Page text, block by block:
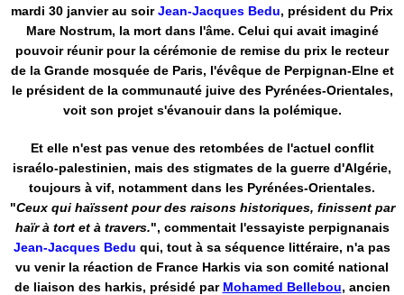
mardi 30 janvier au soirJean-Jacques Bedu, président du Prix
Mare Nostrum, la mort dans l'âme. Celui qui avait imaginé
pouvoir réunir pour la cérémonie de remise du prix le recteur
de la Grande mosquée de Paris, l'évêque de Perpignan-Elne et
le président de la communauté juive des Pyrénées-Orientales,
voit son projet s'évanouir dans la polémique.
Et elle n'est pas venue des retombées de l'actuel conflit
israélo-palestinien, mais des stigmates de la guerre d'Algérie,
toujours à vif, notamment dans les Pyrénées-Orientales.
"Ceux qui haïssent pour des raisons historiques, finissent par
haïr à tort et à travers.", commentait l'essayiste perpignanais
Jean-Jacques Bedu qui, tout à sa séquence littéraire, n'a pas
vu venir la réaction de France Harkis via son comité national
de liaison des harkis, présidé par Mohamed Bellebou, ancien